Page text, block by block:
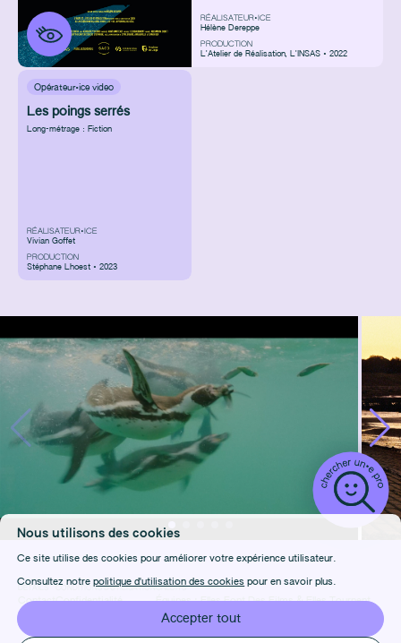
RÉALISATEUR•ICE
Hélène Dereppe
PRODUCTION
L'Atelier de Réalisation, L'INSAS • 2022
Opérateur·ice video
Les poings serrés
Long-métrage : Fiction
RÉALISATEUR•ICE
Vivian Goffet
PRODUCTION
Stéphane Lhoest • 2023
Nous utilisons des cookies
Ce site utilise des cookies pour améliorer votre expérience utilisateur.
Consultez notrepolitique d'utilisation des cookies pour en savoir plus.
Accepter tout
Contact
FAQ
CONDITIONS D'UTILISATION
Confidentialité
CRÉDITS
Équipes :Elles Font Des Films&Elles Tournent
Design & Front-end :